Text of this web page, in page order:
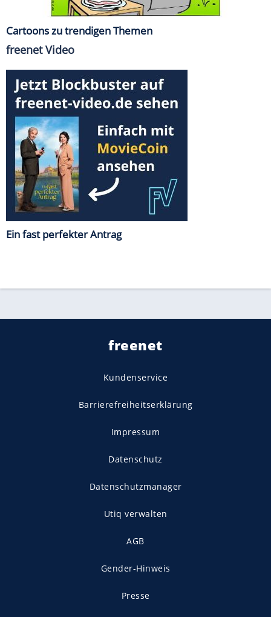
Cartoons zu trendigen Themen
freenet Video
Ein fast perfekter Antrag
freenet
Kundenservice
Barrierefreiheitserklärung
Impressum
Datenschutz
Datenschutzmanager
Utiq verwalten
AGB
Gender-Hinweis
Presse